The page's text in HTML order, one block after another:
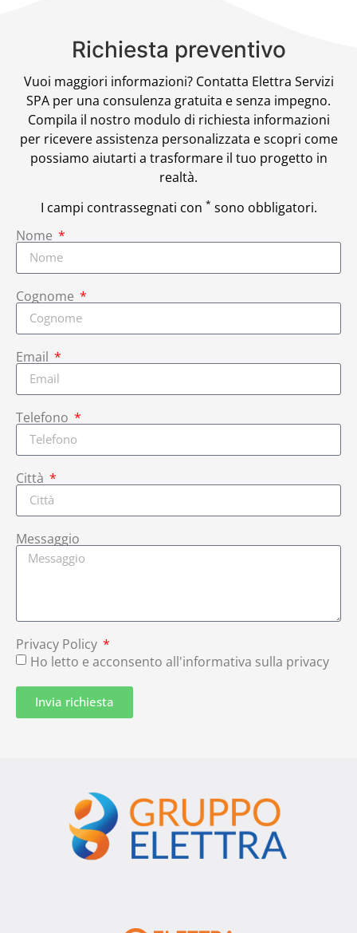
Richiesta preventivo
Vuoi maggiori informazioni? Contatta Elettra Servizi
SPA per una consulenza gratuita e senza impegno.
Compila il nostro modulo di richiesta informazioni
per ricevere assistenza personalizzata e scopri come
possiamo aiutarti a trasformare il tuo progetto in
realtà.
I campi contrassegnati con * sono obbligatori.
Nome
Cognome
Email
Telefono
Città
Messaggio
Privacy Policy
Ho letto e acconsento all'informativa sulla privacy
Invia richiesta